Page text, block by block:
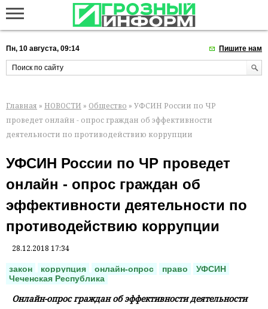
Пн, 10 августа, 09:14 Пишите нам
Главная » НОВОСТИ » Общество » УФСИН России по ЧР
проведет онлайн - опрос граждан об эффективности
деятельности по противодействию коррупции
УФСИН России по ЧР проведет
онлайн - опрос граждан об
эффективности деятельности по
противодействию коррупции
28.12.2018 17:34
закон коррупция онлайн-опрос право
УФСИН
Чеченская Республика
Онлайн-опрос граждан об эффективности деятельности